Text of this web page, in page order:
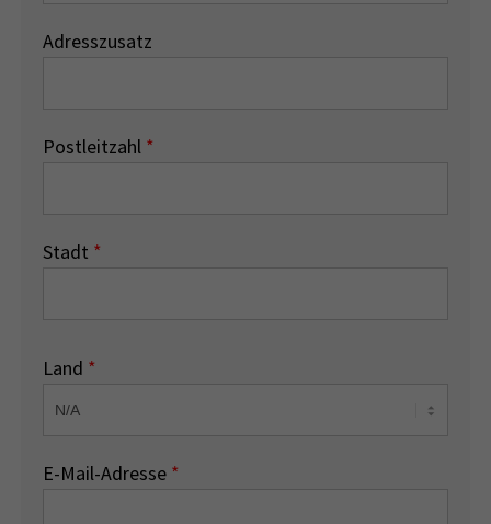
Adresszusatz
Postleitzahl *
Stadt *
Land *
E-Mail-Adresse *